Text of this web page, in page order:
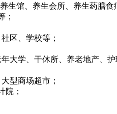
生馆、养生会所、养生药膳
；
区、学校等；
大学、干休所、养老地产、护
型商场超市；
院；